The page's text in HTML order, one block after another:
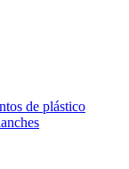
de plástico